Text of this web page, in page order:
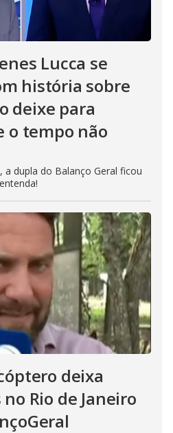
Lucca se
história sobre
deixe para
o tempo não
a dupla do Balanço Geral ficou
deixa
Rio de Janeiro